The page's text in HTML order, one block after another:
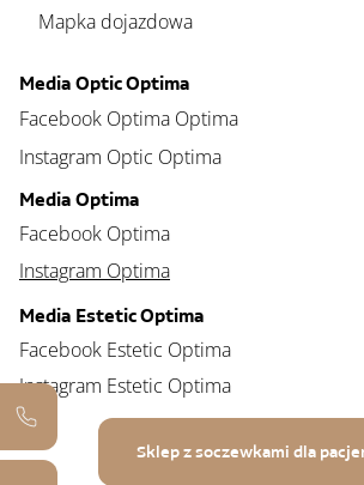
Mapka dojazdowa
Media Optima
Facebook Optima
Instagram Optima
Media Optic Optima
Facebook Optima Optima
Instagram Optic Optima
Media Estetic Optima
Facebook Estetic Optima
Instagram Estetic Optima
Sklep z soczewkami dla